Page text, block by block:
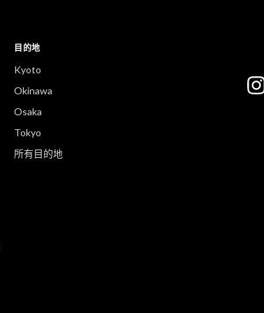
目的地
Kyoto
Okinawa
Osaka
Tokyo
所有目的地